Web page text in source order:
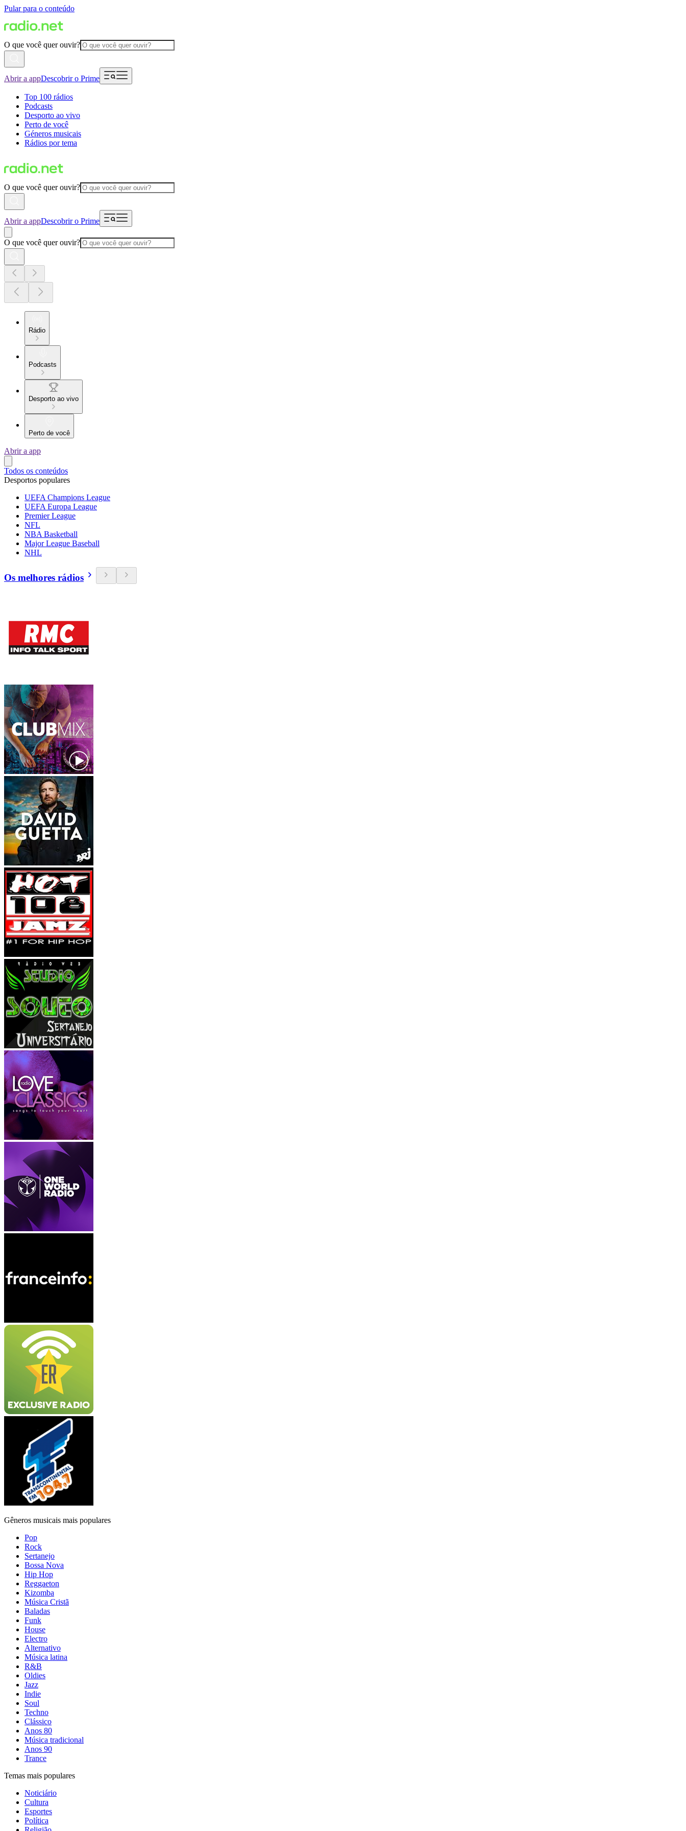
Pular para o conteúdo
O que você quer ouvir?
Abrir a appDescobrir o Prime
Top 100 rádios
Podcasts
Desporto ao vivo
Perto de você
Géneros musicais
Rádios por tema
O que você quer ouvir?
Abrir a appDescobrir o Prime
O que você quer ouvir?
Rádio
Podcasts
Desporto ao vivo
Perto de você
Abrir a app
Todos os conteúdos
Desportos populares
UEFA Champions League
UEFA Europa League
Premier League
NFL
NBA Basketball
Major League Baseball
NHL
Os melhores rádios
Gêneros musicais mais populares
Pop
Rock
Sertanejo
Bossa Nova
Hip Hop
Reggaeton
Kizomba
Música Cristã
Baladas
Funk
House
Electro
Alternativo
Música latina
R&B
Oldies
Jazz
Indie
Soul
Techno
Clássico
Anos 80
Música tradicional
Anos 90
Trance
Temas mais populares
Noticiário
Cultura
Esportes
Política